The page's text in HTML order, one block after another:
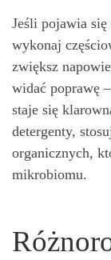
Jeśli pojawia
wykonaj
zwiększ
widać poprawę
staje się
detergenty,
organicznych,
mikrobiomu.